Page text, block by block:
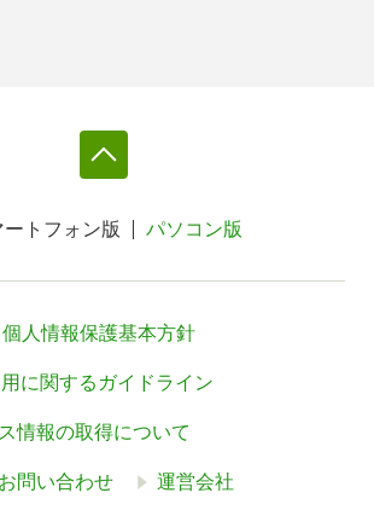
ートフォン版 パソコン版
個人情報保護基本方針
に関するガイドライン
情報の取得について
問い合わせ 運営会社